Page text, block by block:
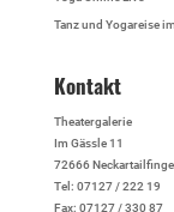
Tanz und Yogareise
Kontakt
Theatergalerie
Im Gässle 11
72666
Tel: 07127 / 222 19
Fax: 07127 / 330 87